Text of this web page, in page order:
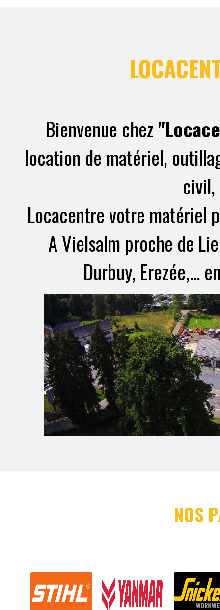
Bienvenue chez
location de matériel,
civil,
Locacentre votre matériel
A Vielsalm proche de
Durbuy, Erezée,...
NOS